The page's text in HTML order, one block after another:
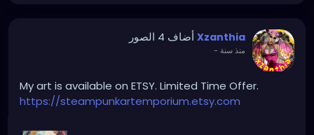
Xzanthia أضاف 4 الصور
منذ سنة -
My art is available on ETSY. Limited Time Offer.
https://steampunkartemporium.etsy.com